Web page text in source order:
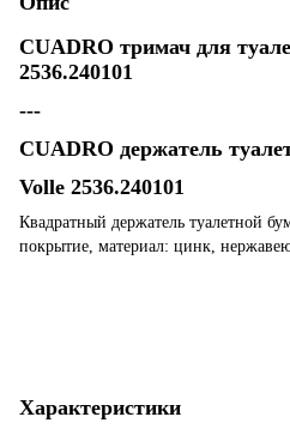
CUADRO тримач для
2536.240101
---
CUADRO держатель
Volle 2536.240101
Квадратный держатель туалетной
покрытие, материал: цинк,
Характеристики